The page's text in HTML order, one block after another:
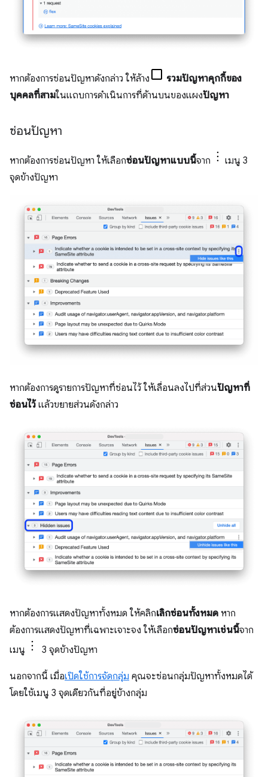
หากต้องการซ่อนปัญหาดังกล่าว ให้ล้าง
รวมปัญหาคุกกี้ของ
บุคคลที่สามในแถบการดำเนินการที่ด้านบนของแผงปัญหา
ซ่อนปัญหา
หากต้องการซ่อนปัญหา ให้เลือกซ่อนปัญหาแบบนี้จาก
เมนู 3
จุดข้างปัญหา
หากต้องการดูรายการปัญหาที่ซ่อนไว้ ให้เลื่อนลงไปที่ส่วนปัญหาที่
ซ่อนไว้ แล้วขยายส่วนดังกล่าว
หากต้องการแสดงปัญหาทั้งหมด ให้คลิกเลิกซ่อนทั้งหมด หาก
ต้องการแสดงปัญหาที่เฉพาะเจาะจง ให้เลือกซ่อนปัญหาเช่นนี้จาก
เมนู
3 จุดข้างปัญหา
นอกจากนี้ เมื่อเปิดใช้การจัดกลุ่ม คุณจะซ่อนกลุ่มปัญหาทั้งหมดได้
โดยใช้เมนู 3 จุดเดียวกันที่อยู่ข้างกลุ่ม